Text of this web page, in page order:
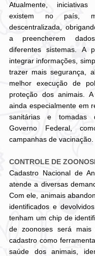
Atualmente,
existem no país,
descentralizada,
a preencherem
diferentes sistemas. A
integrar informações,
trazer mais segurança,
melhor execução de
proteção dos animais.
ainda especialmente em
sanitárias e tomadas
Governo Federal,
campanhas de vacinação.
CONTROLE DE
Cadastro Nacional de
atende a diversas
Com ele, animais
identificados e
tenham um chip de
de zoonoses será mais
cadastro como
saúde dos animais,